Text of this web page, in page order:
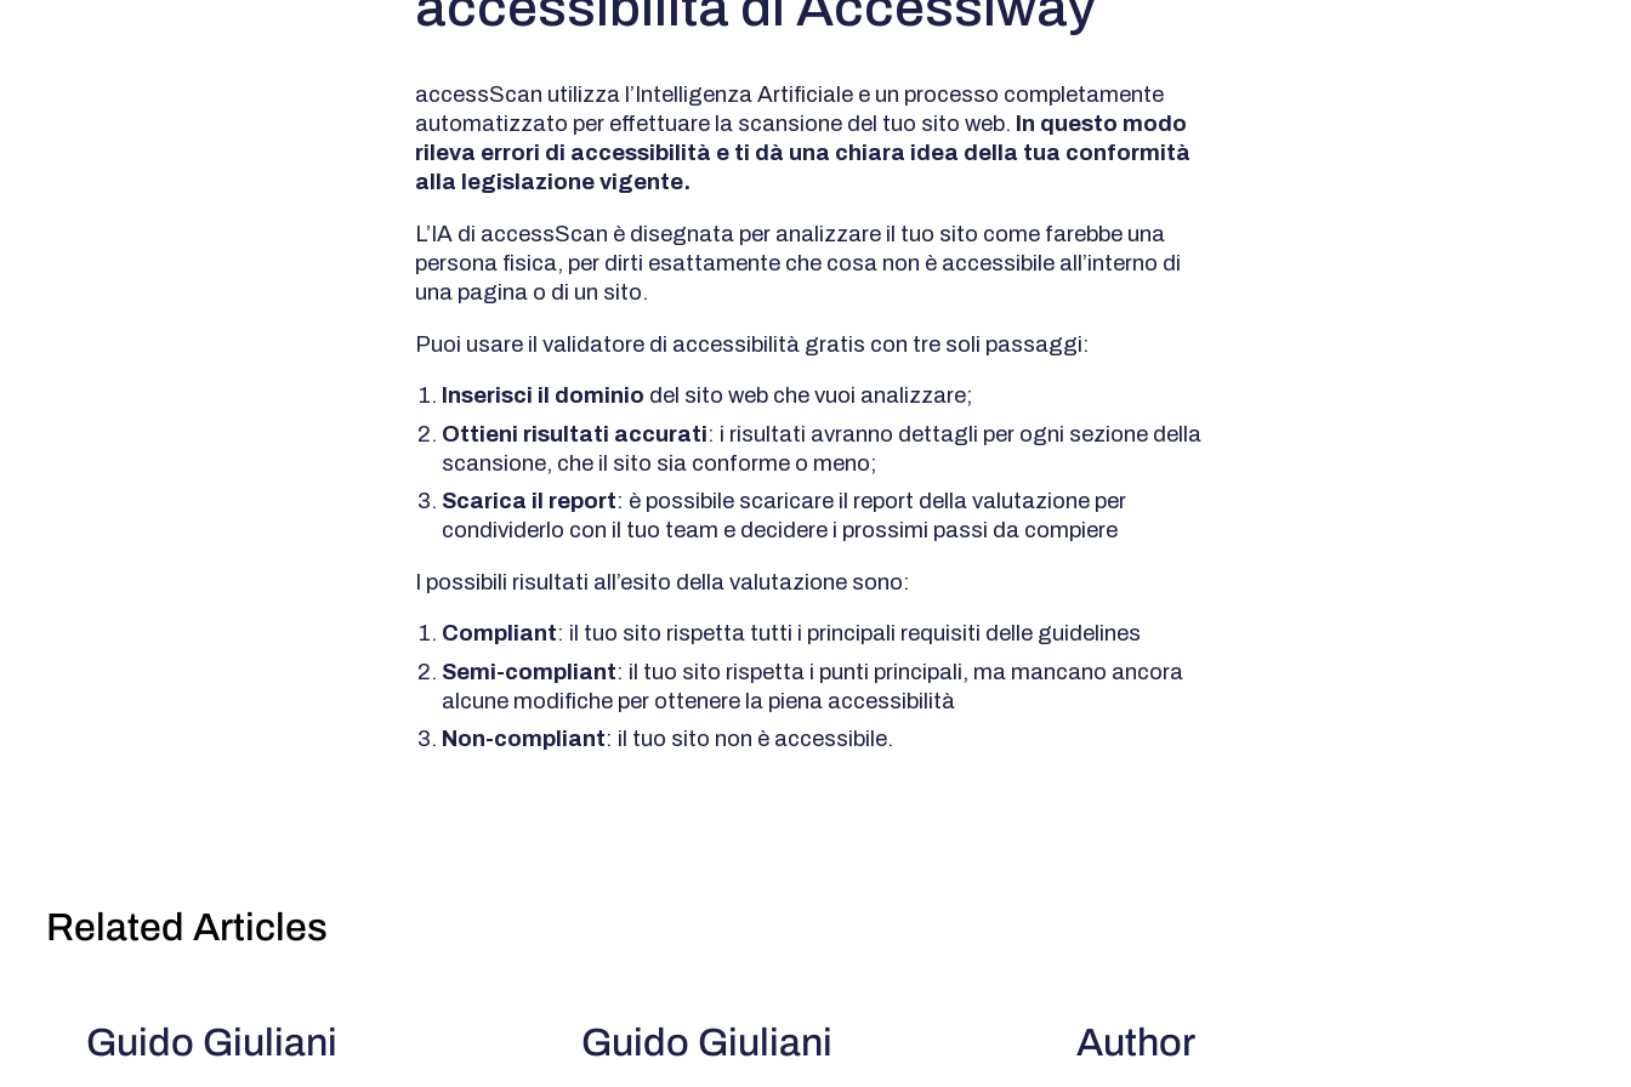
accessScan utilizza l’Intelligenza Artificiale e un processo completamente
automatizzato per effettuare la scansione del tuo sito web. In questo modo
rileva errori di accessibilità e ti dà una chiara idea della tua conformità
alla legislazione vigente.
L’IA di accessScan è disegnata per analizzare il tuo sito come farebbe una
persona fisica, per dirti esattamente che cosa non è accessibile all’interno di
una pagina o di un sito.
Puoi usare il validatore di accessibilità gratis con tre soli passaggi:
Inserisci il dominio del sito web che vuoi analizzare;
Ottieni risultati accurati: i risultati avranno dettagli per ogni sezione della
scansione, che il sito sia conforme o meno;
Scarica il report: è possibile scaricare il report della valutazione per
condividerlo con il tuo team e decidere i prossimi passi da compiere
I possibili risultati all’esito della valutazione sono:
Compliant: il tuo sito rispetta tutti i principali requisiti delle guidelines
Semi-compliant: il tuo sito rispetta i punti principali, ma mancano ancora
alcune modifiche per ottenere la piena accessibilità
Non-compliant: il tuo sito non è accessibile.
Guido Giuliani Guido Giuliani Author
Related Articles